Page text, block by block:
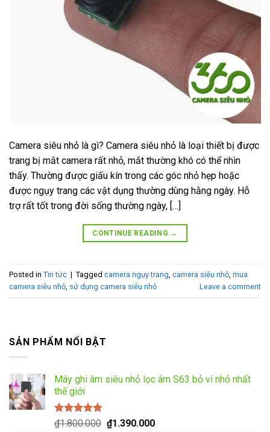
Camera siêu nhỏ là gì? Camera siêu nhỏ là loại thiết bị được
trang bị mắt camera rất nhỏ, mắt thường khó có thể nhìn
thấy. Thường được giấu kín trong các góc nhỏ hẹp hoặc
được ngụy trang các vật dụng thường dùng hằng ngày. Hỗ
trợ rất tốt trong đời sống thường ngày, […]
CONTINUE READING →
Posted in Tin tức | Tagged camera ngụy trang camera siêu nhỏ mua
camera siêu nhỏ sử dụng camera siêu nhỏ Leave a comment
SẢN PHẨM NỔI BẬT
Máy ghi âm siêu nhỏ lọc âm S63 bỏ ví nhỏ nhất
thế giới
Được xếp
₫1.800.000 Giá
₫1.390.000Giá